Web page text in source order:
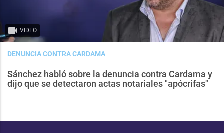
VIDEO
DENUNCIA CONTRA CARDAMA
Sánchez habló sobre la denuncia contra Cardama y
dijo que se detectaron actas notariales "apócrifas"